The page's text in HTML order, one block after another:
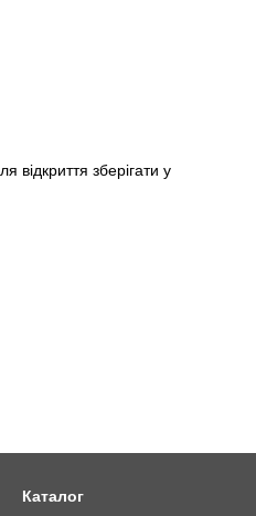
відкриття зберігати у
Каталог